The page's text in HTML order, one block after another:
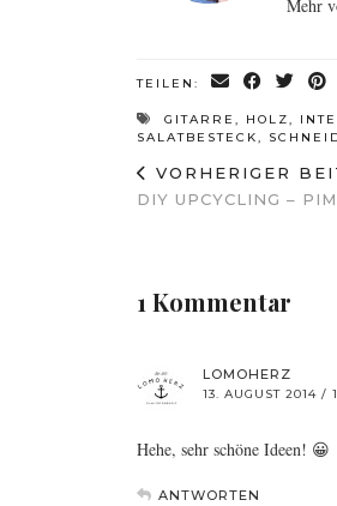
Mehr
TEILEN:
GITARRE , HOLZ,
SALATBESTECK,
VORHERIGER
DIY UPCYCLING –
1 Kommentar
LOMOHERZ
13. AUGUST 2014 /
Hehe, sehr schöne Ideen! 😀
ANTWORTEN